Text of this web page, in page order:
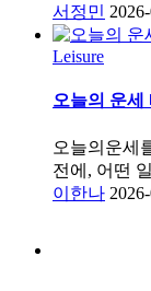
서정민
Leisure
오늘의 운세
오늘의운세
전에, 어떤
이한나